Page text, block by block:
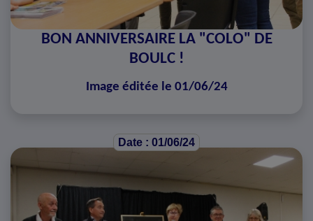
BON ANNIVERSAIRE LA "COLO" DE
BOULC !
Image éditée le 01/06/24
Date : 01/06/24